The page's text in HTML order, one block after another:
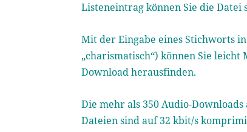
Listeneintrag können Sie die
Mit der Eingabe eines Stichworts
„charismatisch“) können Sie
Download herausfinden.
Die mehr als 350 Audio-
Dateien sind auf 32 kbit/s